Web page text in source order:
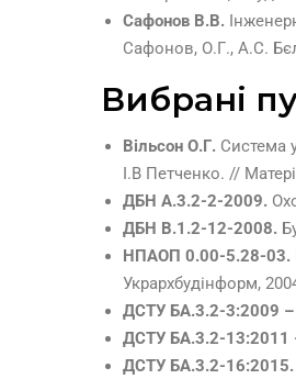
Сафонов В.В.
Сафонов, О.Г., А.С.
Вибрані
Вільсон О.Г. Система
І.В Петченко. //
ДБН А.3.2-2-2009.
ДБН В.1.2-12-2008.
НПАОП 0.00-5.28-03.
Укрархбудінформ,
ДСТУ БА.3.2-3:2009
ДСТУ БА.3.2-13:2011
ДСТУ БА.3.2-16:2015.